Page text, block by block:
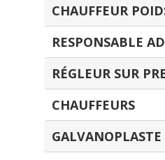
CHAUFFEUR
RESPONSABLE
RÉGLEUR SUR
CHAUFFEURS
GALVANOPLASTE